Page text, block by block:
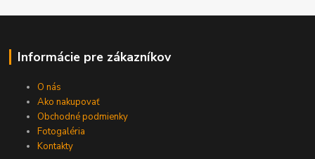
Informácie pre zákazníkov
O nás
Ako nakupovať
Obchodné podmienky
Fotogaléria
Kontakty